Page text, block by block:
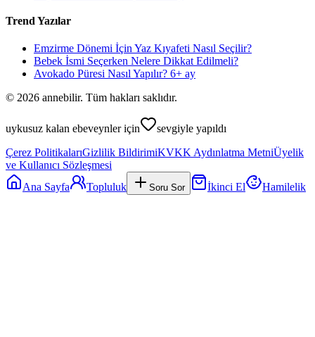
Trend Yazılar
Emzirme Dönemi İçin Yaz Kıyafeti Nasıl Seçilir?
Bebek İsmi Seçerken Nelere Dikkat Edilmeli?
Avokado Püresi Nasıl Yapılır? 6+ ay
© 2026 annebilir. Tüm hakları saklıdır.
uykusuz kalan ebeveynler için
sevgiyle yapıldı
Çerez PolitikalarıGizlilik BildirimiKVKK Aydınlatma MetniÜyelik
ve Kullanıcı Sözleşmesi
Ana Sayfa
Topluluk Soru Sor İkinci El Hamilelik